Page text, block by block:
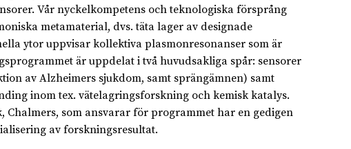
Vår nyckelkompetens och teknologiska försprång
metamaterial, dvs. täta lager av designade
ytor uppvisar kollektiva plasmonresonanser som är
är uppdelat i två huvudsakliga spår: sensorer
av Alzheimers sjukdom, samt sprängämnen) samt
inom tex. vätelagringsforskning och kemisk katalys.
som ansvarar för programmet har en gedigen
av forskningsresultat.